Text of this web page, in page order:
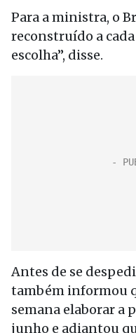
Para a ministra, o
reconstruído a
escolha”, disse.
Antes de se
também informou
semana elaborar a
junho e adiantou